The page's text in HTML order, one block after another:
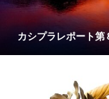
カシプラレポート第